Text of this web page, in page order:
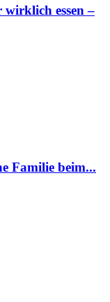
essen –
Familie beim...